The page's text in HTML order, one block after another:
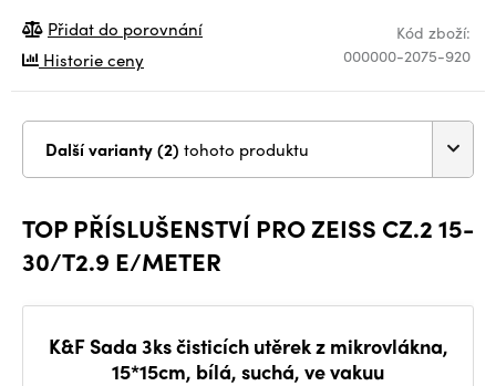
Kód zboží:
000000-2075-920
Přidat do porovnání
Historie ceny
Další varianty (2) tohoto produktu
TOP PŘÍSLUŠENSTVÍ PRO ZEISS CZ.2 15-
30/T2.9 E/METER
K&F Sada 3ks čisticích utěrek z mikrovlákna,
15*15cm, bílá, suchá, ve vakuu